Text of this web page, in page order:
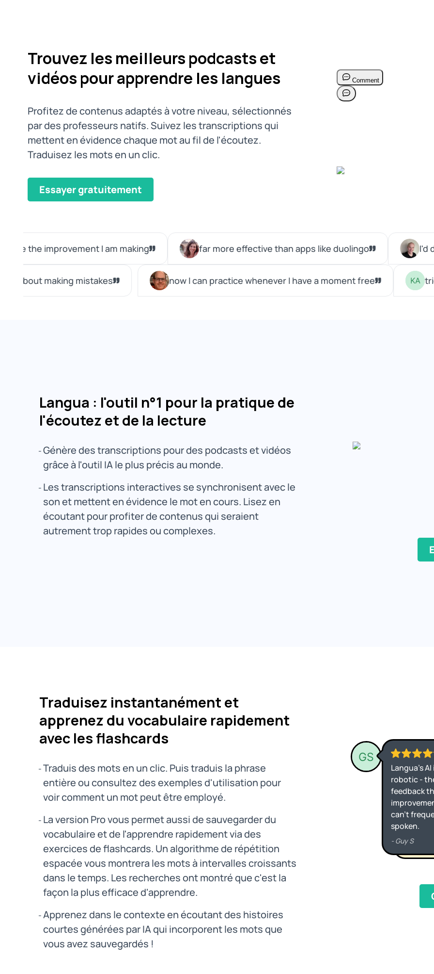
Trouvez les meilleurs podcasts et
vidéos pour apprendre les langues
Profitez de contenus adaptés à votre niveau, sélectionnés
par des professeurs natifs. Suivez les transcriptions qui
mettent en évidence chaque mot au fil de l'écoutez.
Traduisez les mots en un clic.
Essayer gratuitement
Langua : l'outil n°1 pour la pratique de
l'écoutez et de la lecture
Génère des transcriptions pour des podcasts et vidéos
grâce à l'outil IA le plus précis au monde.
Les transcriptions interactives se synchronisent avec le
son et mettent en évidence le mot en cours. Lisez en
écoutant pour profiter de contenus qui seraient
autrement trop rapides ou complexes.
Traduisez instantanément et
apprenez du vocabulaire rapidement
avec les flashcards
Traduis des mots en un clic. Puis traduis la phrase
entière ou consultez des exemples d'utilisation pour
voir comment un mot peut être employé.
La version Pro vous permet aussi de sauvegarder du
vocabulaire et de l'apprendre rapidement via des
exercices de flashcards. Un algorithme de répétition
espacée vous montrera les mots à intervalles croissants
dans le temps. Les recherches ont montré que c'est la
façon la plus efficace d'apprendre.
Apprenez dans le contexte en écoutant des histoires
courtes générées par IA qui incorporent les mots que
vous avez sauvegardés !